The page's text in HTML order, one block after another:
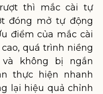
thì mắc cài tự
đóng mở tự động
điểm của mắc cài
quá trình niềng
không bị ngắn
thực hiện nhanh
lại hiệu quả chỉnh